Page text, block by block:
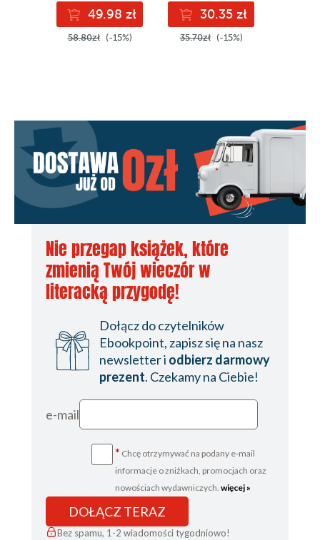
49.98 zł
58.80zł (-15%)
30.35 zł
35.70zł (-15%)
Nie przegap książek, które
zmienią Twój wieczór w
literacką przygodę!
Dołącz do czytelników
Ebookpoint, zapisz się na nasz
newsletter i odbierz darmowy
prezent. Czekamy na Ciebie!
e-mail
* Chcę otrzymywać na podany e-mail
informacje o zniżkach, promocjach oraz
nowościach wydawniczych. więcej »
DOŁĄCZ TERAZ
Bez spamu, 1-2 wiadomości tygodniowo!